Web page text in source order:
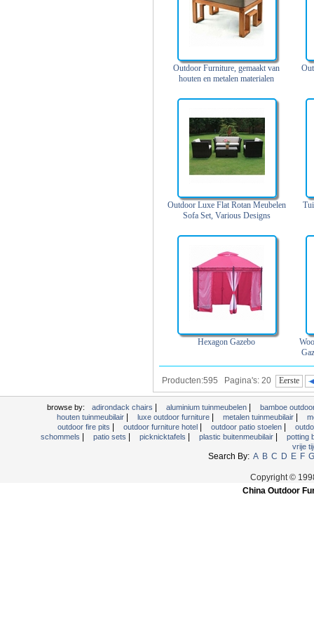
Outdoor Furniture, gemaakt van
houten en metalen materialen
Outdoor Luxe Flat Rotan Meubelen
Sofa Set, Various Designs
Hexagon Gazebo
Producten:595 Pagina's: 20 Eerste
browse by: adirondack chairs aluminium tuinmeubelen
bamboe
houten tuinmeubilair
luxe outdoor furniture metalen tuinmeubilair
outdoor fire pits
outdoor furniture hotel outdoor patio stoelen
schommels
patio sets picknicktafels plastic buitenmeubilair
potting
vrije
Search By: A B C D E F G
Copyright ©
China Outdoor